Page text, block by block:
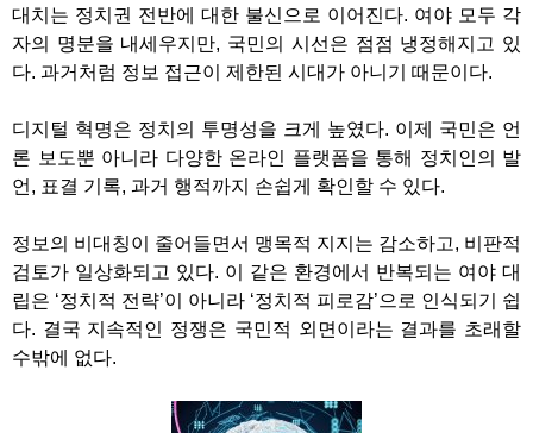
대치는 정치권 전반에 대한 불신으로 이어진다. 여야 모두 각
자의 명분을 내세우지만, 국민의 시선은 점점 냉정해지고 있
다. 과거처럼 정보 접근이 제한된 시대가 아니기 때문이다.
디지털 혁명은 정치의 투명성을 크게 높였다. 이제 국민은 언
론 보도뿐 아니라 다양한 온라인 플랫폼을 통해 정치인의 발
언 , 표결 기록, 과거 행적까지 손쉽게 확인할 수 있다.
정보의 비대칭이 줄어들면서 맹목적 지지는 감소하고, 비판적
검토가 일상화되고 있다. 이 같은 환경에서 반복되는 여야 대
립은 ‘정치적 전략’이 아니라 ‘정치적 피로감’으로 인식되기 쉽
다. 결국 지속적인 정쟁은 국민적 외면이라는 결과를 초래할
수밖에 없다.